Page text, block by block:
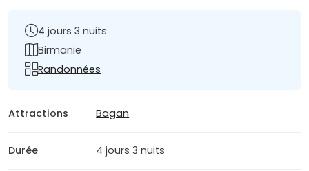
4 jours 3 nuits
Birmanie
Randonnées
Attractions Bagan
Durée 4 jours 3 nuits